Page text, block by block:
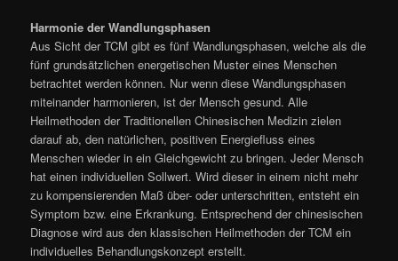
Harmonie der Wandlungsphasen
Aus Sicht der TCM gibt es fünf Wandlungsphasen, welche als die
fünf grundsätzlichen energetischen Muster eines Menschen
betrachtet werden können. Nur wenn diese Wandlungsphasen
miteinander harmonieren, ist der Mensch gesund. Alle
Heilmethoden der Traditionellen Chinesischen Medizin zielen
darauf ab, den natürlichen, positiven Energiefluss eines
Menschen wieder in ein Gleichgewicht zu bringen. Jeder Mensch
hat einen individuellen Sollwert. Wird dieser in einem nicht mehr
zu kompensierenden Maß über- oder unterschritten, entsteht ein
Symptom bzw. eine Erkrankung. Entsprechend der chinesischen
Diagnose wird aus den klassischen Heilmethoden der TCM ein
individuelles Behandlungskonzept erstellt.